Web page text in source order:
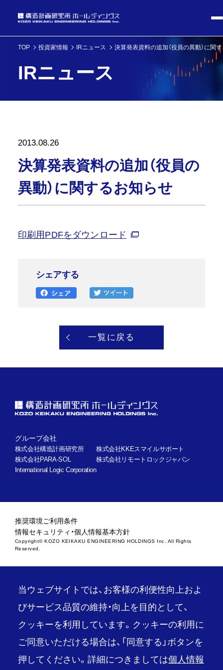
TOP 投資家情報 IRニュース 決算発表資料の追加（役員の異動）に関
IRニュース
2013.08.26
決算発表資料の追加（役員の
異動）に関するお知らせ
印刷用PDFをダウンロード
シェアする
一覧に戻る
グループ会社
株式会社構造計画研究所
株式会社KKEスマイルサポート
株式会社PARA-SOL
株式会社リモートロックジャパン
International Logic Corporation
推奨環境ご利用条件
情報セキュリティ・個人情報基本方針
Copyright© KOZO KEIKAKU ENGINEERING HOLDINGS Inc. All Rights
Reserved.
当ウェブサイトでは、お客様の利便性向上およ
びサービス品質の維持・向上を目的として、
クッキーを利用しています。クッキーの利用に
ご同意いただける場合は、「同意する」ボタンを
押してください。詳細につきましては個人情報